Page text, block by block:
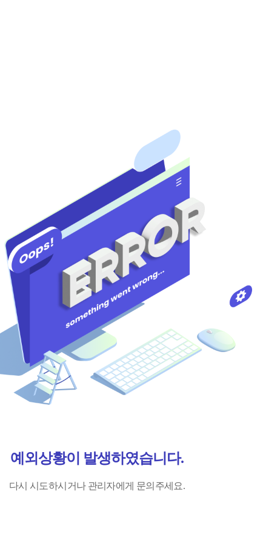
예외상황이 발생하였습니다.
다시 시도하시거나 관리자에게 문의주세요.